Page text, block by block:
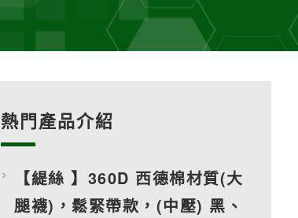
熱門產品介紹
【緹絲 】360D 西德棉材質(大
腿襪)，鬆緊帶款，(中壓) 黑、